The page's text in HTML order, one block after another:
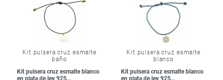
Kit pulsera cruz esmalte
baño
Kit pulsera cruz esmalte blanco
Kit pulsera cruz esmalte
blanco
Kit pulsera cruz esmalte blanco